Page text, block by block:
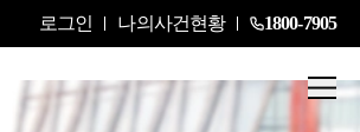
로그인 나의사건현황 1800-7905
Attorney